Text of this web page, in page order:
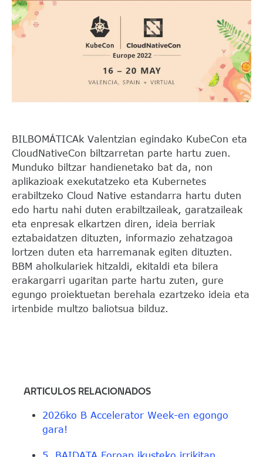
BILBOMÁTICAk Valentzian egindako KubeCon eta
CloudNativeCon biltzarretan parte hartu zuen.
Munduko biltzar handienetako bat da, non
aplikazioak exekutatzeko eta Kubernetes
erabiltzeko Cloud Native estandarra hartu duten
edo hartu nahi duten erabiltzaileak, garatzaileak
eta enpresak elkartzen diren, ideia berriak
eztabaidatzen dituzten, informazio zehatzagoa
lortzen duten eta harremanak egiten dituzten.
BBM aholkulariek hitzaldi, ekitaldi eta bilera
erakargarri ugaritan parte hartu zuten, gure
egungo proiektuetan berehala ezartzeko ideia eta
irtenbide multzo baliotsua bilduz.
ARTICULOS RELACIONADOS
2026ko B Accelerator Week-en egongo
gara!